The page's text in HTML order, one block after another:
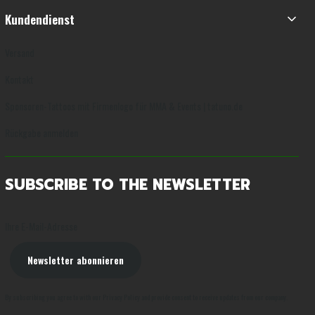
Kundendienst
SUBSCRIBE TO THE NEWSLETTER
Newsletter abonnieren